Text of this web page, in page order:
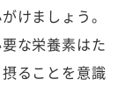
けましょう。
な栄養素はた
ることを意識